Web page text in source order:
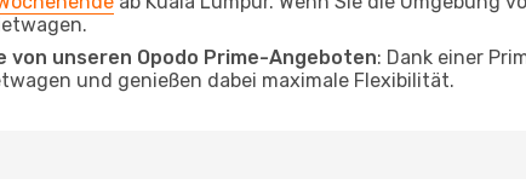
von unseren Opodo Prime-Angeboten: Dank einer
und genießen dabei maximale Flexibilität.